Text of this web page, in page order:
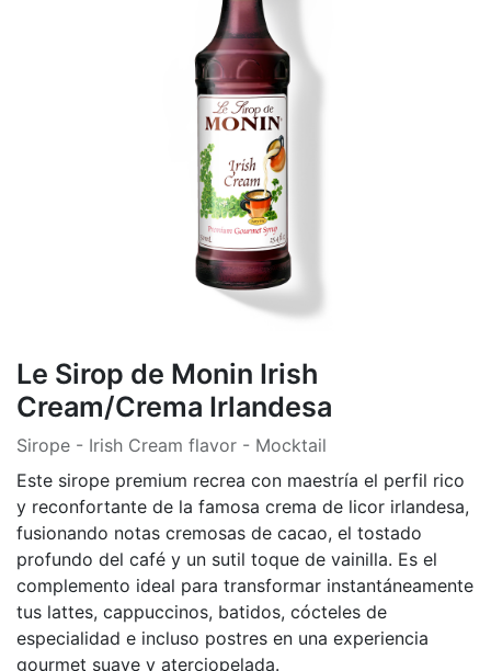
Le Sirop de Monin Irish
Cream/Crema Irlandesa
Sirope - Irish Cream flavor - Mocktail
Este sirope premium recrea con maestría el perfil rico
y reconfortante de la famosa crema de licor irlandesa,
fusionando notas cremosas de cacao, el tostado
profundo del café y un sutil toque de vainilla. Es el
complemento ideal para transformar instantáneamente
tus lattes, cappuccinos, batidos, cócteles de
especialidad e incluso postres en una experiencia
gourmet suave y aterciopelada.